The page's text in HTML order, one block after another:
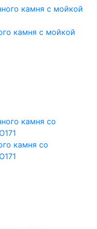
камня с мойкой
камня со